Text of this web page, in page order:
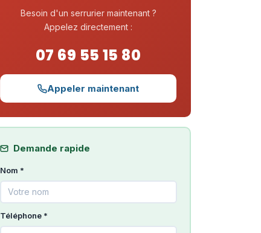
Besoin d'un serrurier maintenant ?
Appelez directement :
07 69 55 15 80
Appeler maintenant
Demande rapide
Nom *
Téléphone *